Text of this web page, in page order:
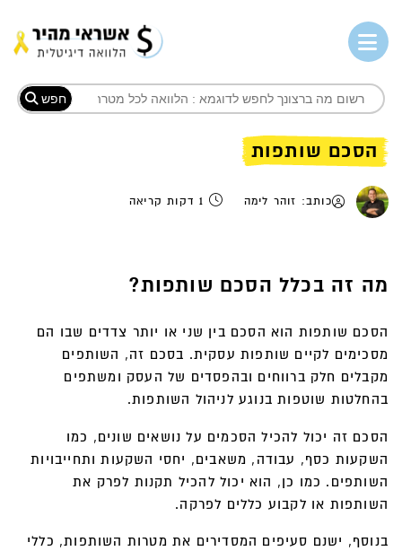
חפש
הסכם שותפות
כותב: זוהר לימה
מה זה בכלל הסכם שותפות?
הסכם שותפות הוא הסכם בין שני או יותר צדדים שבו הם
מסכימים לקיים שותפות עסקית. בסכם זה, השותפים
מקבלים חלק ברווחים ובהפסדים של העסק ומשתפים
בהחלטות שוטפות בנוגע לניהול השותפות.
הסכם זה יכול להכיל הסכמים על נושאים שונים, כמו
השקעות כסף, עבודה, משאבים, יחסי השקעות ותחייבויות
השותפים. כמו כן, הוא יכול להכיל תקנות לפרק את
השותפות או לקבוע כללים לפרקה.
בנוסף, ישנם סעיפים המסדירים את מטרות השותפות, כללי